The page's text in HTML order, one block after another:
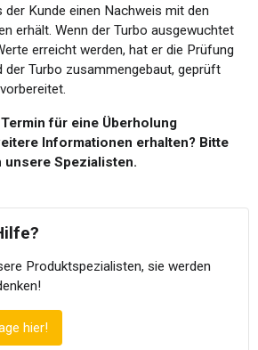
Kunde einen Nachweis mit den
erhält. Wenn der Turbo ausgewuchtet
erreicht werden, hat er die Prüfung
der Turbo zusammengebaut, geprüft
für eine Überholung
Informationen erhalten? Bitte
unsere Spezialisten.
Produktspezialisten, sie werden
hier!